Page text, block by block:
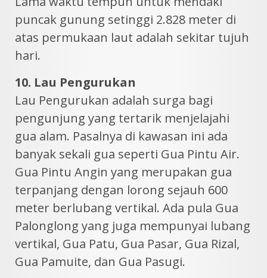
puncak gunung setinggi 2.828 meter di
atas permukaan laut adalah sekitar tujuh
hari.
10. Lau Pengurukan
Lau Pengurukan adalah surga bagi
pengunjung yang tertarik menjelajahi
gua alam. Pasalnya di kawasan ini ada
banyak sekali gua seperti Gua Pintu Air.
Gua Pintu Angin yang merupakan gua
terpanjang dengan lorong sejauh 600
meter berlubang vertikal. Ada pula Gua
Palonglong yang juga mempunyai lubang
vertikal, Gua Patu, Gua Pasar, Gua Rizal,
Gua Pamuite, dan Gua Pasugi.